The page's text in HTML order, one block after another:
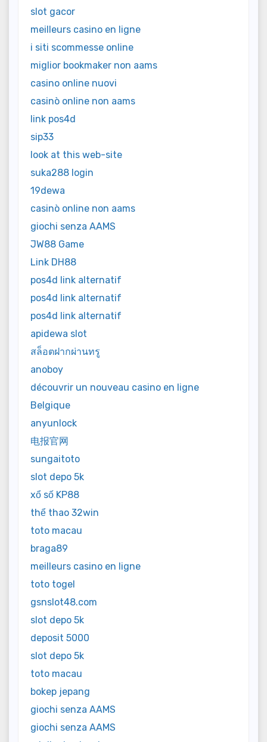
slot gacor
meilleurs casino en ligne
i siti scommesse online
miglior bookmaker non aams
casino online nuovi
casinò online non aams
link pos4d
sip33
look at this web-site
suka288 login
19dewa
casinò online non aams
giochi senza AAMS
JW88 Game
Link DH88
pos4d link alternatif
pos4d link alternatif
pos4d link alternatif
apidewa slot
สล็อตฝากผ่านทรู
anoboy
découvrir un nouveau casino en ligne
Belgique
anyunlock
电报官网
sungaitoto
slot depo 5k
xổ số KP88
thể thao 32win
toto macau
braga89
meilleurs casino en ligne
toto togel
gsnslot48.com
slot depo 5k
deposit 5000
slot depo 5k
toto macau
bokep jepang
giochi senza AAMS
giochi senza AAMS